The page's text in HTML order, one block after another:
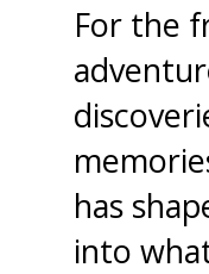
For the
has
into